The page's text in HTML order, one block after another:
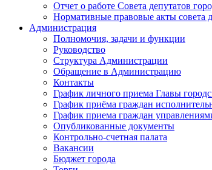
Отчет о работе Совета депутатов
Нормативные правовые акты совета
Администрация
Полномочия, задачи и функции
Руководство
Структура Администрации
Обращение в Администрацию
Контакты
График личного приема Главы
График приёма граждан
График приема граждан
Опубликованные документы
Контрольно-счетная палата
Вакансии
Бюджет города